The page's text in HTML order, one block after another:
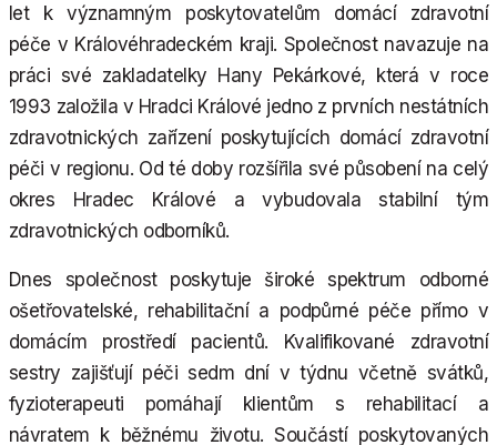
let k významným poskytovatelům domácí zdravotní
péče v Královéhradeckém kraji. Společnost navazuje na
práci své zakladatelky Hany Pekárkové, která v roce
1993 založila v Hradci Králové jedno z prvních nestátních
zdravotnických zařízení poskytujících domácí zdravotní
péči v regionu. Od té doby rozšířila své působení na celý
okres Hradec Králové a vybudovala stabilní tým
zdravotnických odborníků.
Dnes společnost poskytuje široké spektrum odborné
ošetřovatelské, rehabilitační a podpůrné péče přímo v
domácím prostředí pacientů. Kvalifikované zdravotní
sestry zajišťují péči sedm dní v týdnu včetně svátků,
fyzioterapeuti pomáhají klientům s rehabilitací a
návratem k běžnému životu. Součástí poskytovaných